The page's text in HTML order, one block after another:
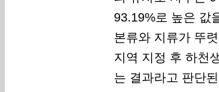
93.19%로 높은 값
본류와 지류가 뚜
지역 지정 후 하천
는 결과라고 판단